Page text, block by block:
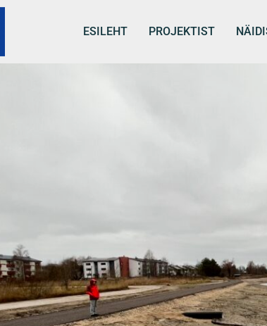
ESILEHT PROJEKTIST